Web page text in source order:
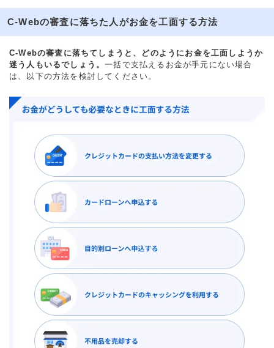
C-Webの審査に落ちた人がお金を工面する方法
C-Webの審査に落ちてしまうと、どのようにお金を工面しようか
迷う人もいるでしょう。一括で支払えるお金が手元にない場合
は、以下の方法を検討してください。